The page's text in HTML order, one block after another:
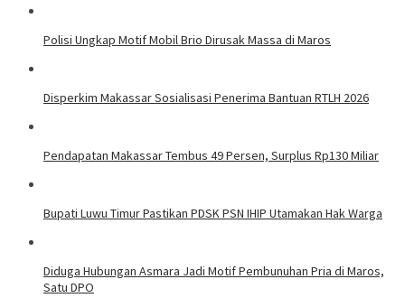
Polisi Ungkap Motif Mobil Brio Dirusak Massa di Maros
Disperkim Makassar Sosialisasi Penerima Bantuan RTLH 2026
Pendapatan Makassar Tembus 49 Persen, Surplus Rp130 Miliar
Bupati Luwu Timur Pastikan PDSK PSN IHIP Utamakan Hak Warga
Diduga Hubungan Asmara Jadi Motif Pembunuhan Pria di Maros,
Satu DPO